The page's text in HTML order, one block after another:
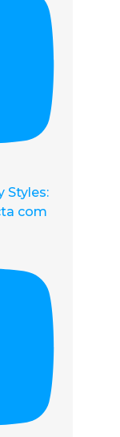
Styles:
com